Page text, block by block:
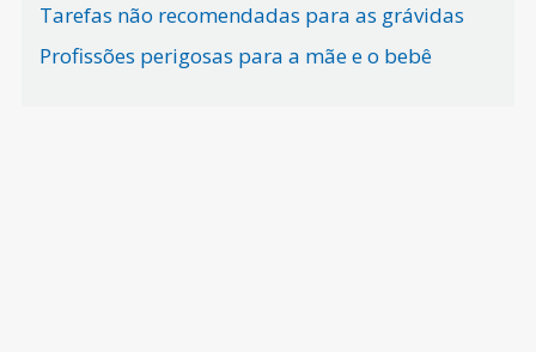
Tarefas não recomendadas para as grávidas
Profissões perigosas para a mãe e o bebê